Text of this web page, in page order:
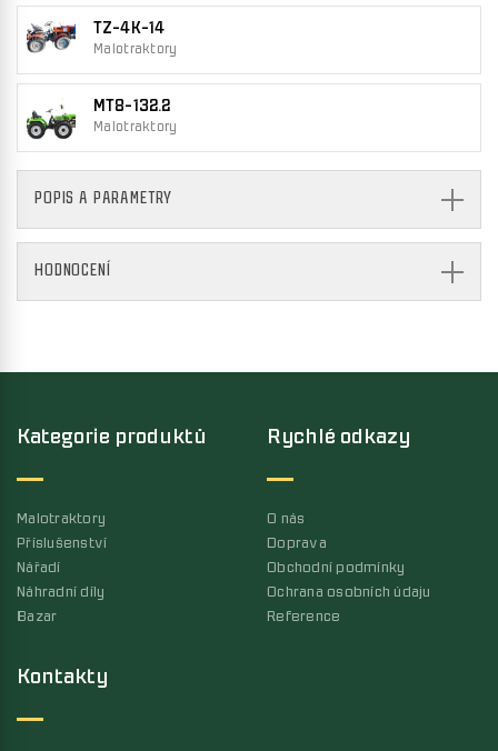
TZ-4K-14
Malotraktory
MT8-132.2
Malotraktory
POPIS A PARAMETRY
HODNOCENÍ
Kontakty
Kategorie produktů
Malotraktory
Příslušenství
Nářadí
Náhradní díly
Bazar
Rychlé odkazy
O nás
Doprava
Obchodní podmínky
Ochrana osobních údaju
Reference